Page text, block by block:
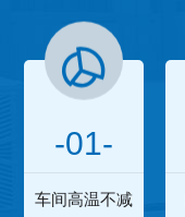
-01-
车间高温不减